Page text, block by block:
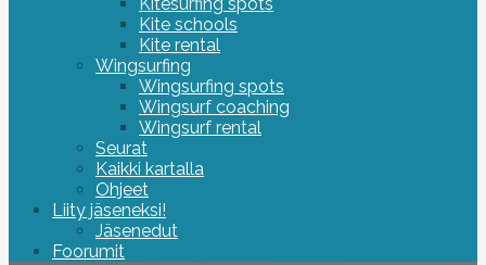
Kite schools
Kite rental
Wingsurfing
Wingsurfing spots
Wingsurf coaching
Wingsurf rental
Seurat
Kaikki kartalla
Ohjeet
Liity jäseneksi!
Jäsenedut
Foorumit